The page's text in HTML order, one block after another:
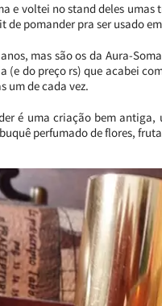
e voltei no stand deles umas
de pomander pra ser usado
mas são os da Aura-
(e do preço rs) que acabei
um de cada vez.
é uma criação bem
perfumado de flores,